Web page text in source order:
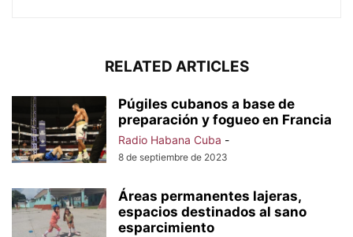
RELATED ARTICLES
Púgiles cubanos a base de
preparación y fogueo en Francia
Radio Habana Cuba -
8 de septiembre de 2023
Áreas permanentes lajeras,
espacios destinados al sano
esparcimiento